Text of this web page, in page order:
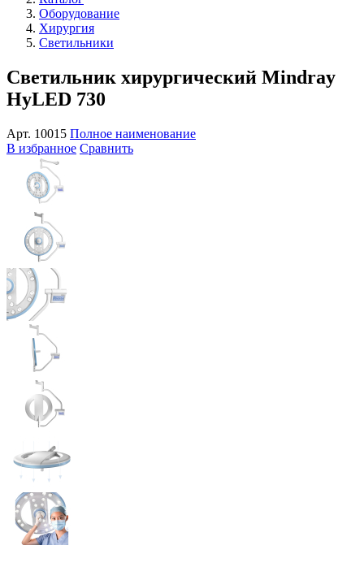
Оборудование
Хирургия
Светильники
Светильник хирургический Mindray
HyLED 730
Арт. 10015 Полное наименование
В избранное Сравнить